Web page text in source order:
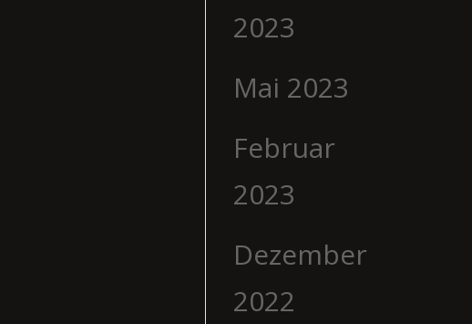
2023
Mai 2023
Februar
2023
Dezember
2022